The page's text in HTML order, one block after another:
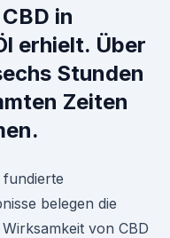
in
erhielt. Über
Stunden
Zeiten
fundierte
belegen die
von CBD